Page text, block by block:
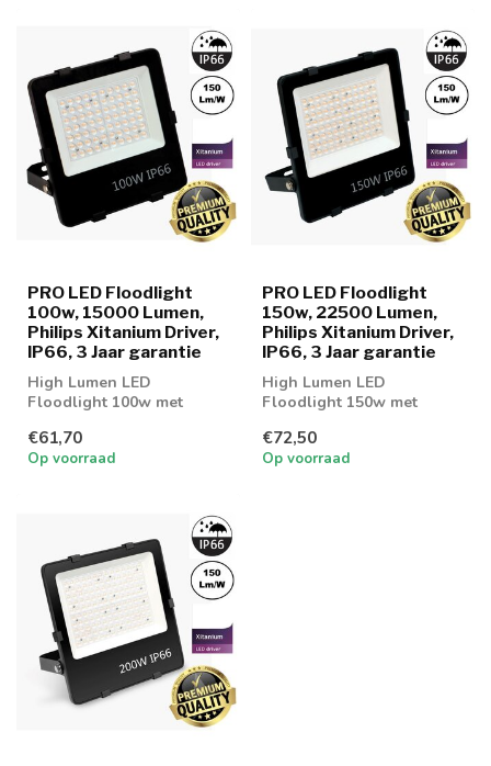
PRO LED Floodlight
100w, 15000 Lumen,
Philips Xitanium Driver,
IP66, 3 Jaar garantie
High Lumen LED
Floodlight 100w met
€61,70
Op voorraad
PRO LED Floodlight
150w, 22500 Lumen,
Philips Xitanium Driver,
IP66, 3 Jaar garantie
High Lumen LED
Floodlight 150w met
€72,50
Op voorraad